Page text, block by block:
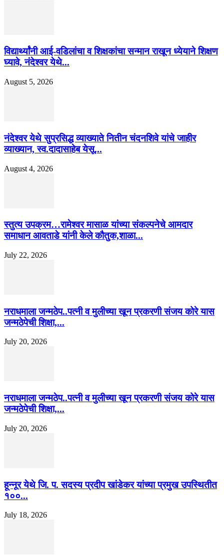
विद्यार्थ्यांनी आई-वडिलांचा व शिक्षकांचा सन्मान राखून ध्येयाने शिक्षण
घ्यावे, नंदेश्वर येथे...
August 5, 2026
नंदेश्वर येथे सुप्रसिद्ध व्याख्याते नितीन चंदनशिवे यांचे जाहीर
व्याख्यान, स्व.दादासाहेब येसू...
August 4, 2026
स्तुत्य उपक्रम…रामेश्वर मासाळ यांच्या संकल्पनेचे आमदार
समाधान आवताडे यांनी केले कौतुक,शाळा...
July 22, 2026
नराधमाला जन्मठेप..पत्नी व मुलीच्या खून प्रकरणी संजय कोरे यास
जन्मठेपेची शिक्षा,...
July 20, 2026
नराधमाला जन्मठेप..पत्नी व मुलीच्या खून प्रकरणी संजय कोरे यास
जन्मठेपेची शिक्षा,...
July 20, 2026
हून्नूर येथे जि. प. सदस्य प्रदीप खांडेकर यांच्या प्रमुख उपस्थितीत
१००...
July 18, 2026